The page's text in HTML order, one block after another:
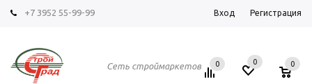
+7 3952 55-99-99 Вход Регистрация
Сеть строймаркетов 0 0 0